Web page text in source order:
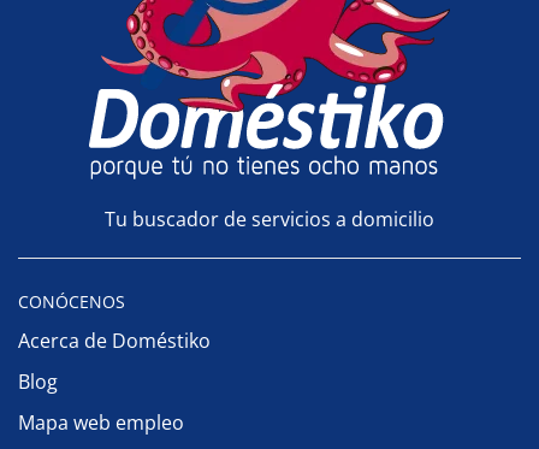
Tu buscador de servicios a domicilio
CONÓCENOS
Acerca de Doméstiko
Blog
Mapa web empleo